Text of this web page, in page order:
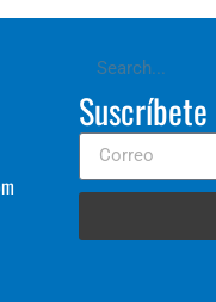
Suscríbete